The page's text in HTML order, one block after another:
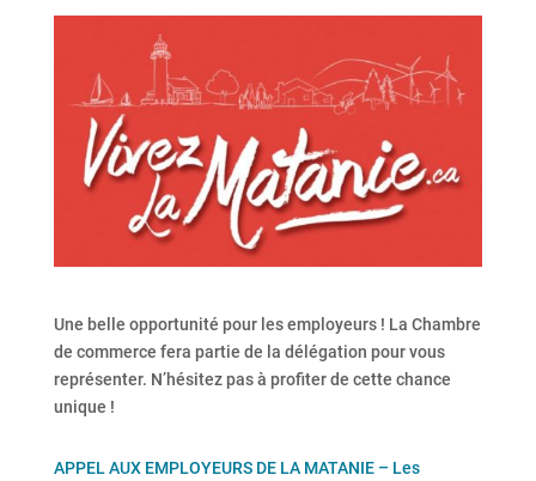
Une belle opportunité pour les employeurs ! La Chambre
de commerce fera partie de la délégation pour vous
représenter. N’hésitez pas à profiter de cette chance
unique !
APPEL AUX EMPLOYEURS DE LA MATANIE – Les